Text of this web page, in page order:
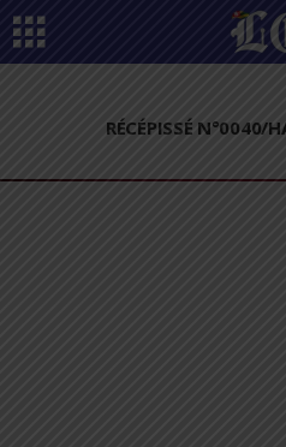
RÉCÉPISSÉ N°0040/